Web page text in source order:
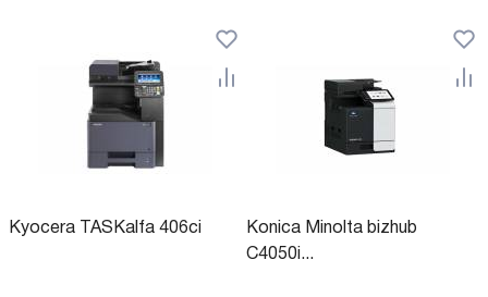
Kyocera TASKalfa 406ci
Konica Minolta bizhub
C4050i...